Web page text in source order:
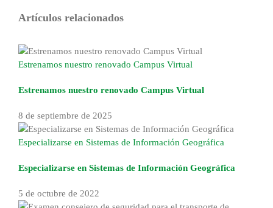
Facebook
X
Reddit
LinkedIn
WhatsApp
Tumblr
Pinterest
Correo
electrónico
Artículos relacionados
Estrenamos nuestro renovado Campus Virtual
Estrenamos nuestro renovado Campus Virtual
8 de septiembre de 2025
Especializarse en Sistemas de Información Geográfica
Especializarse en Sistemas de Información Geográfica
5 de octubre de 2022